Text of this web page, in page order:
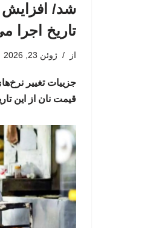
شد/ افزایش
تاریخ اجرا
از ژوئن 23, 2026
جزییات تغییر
قیمت نان از این